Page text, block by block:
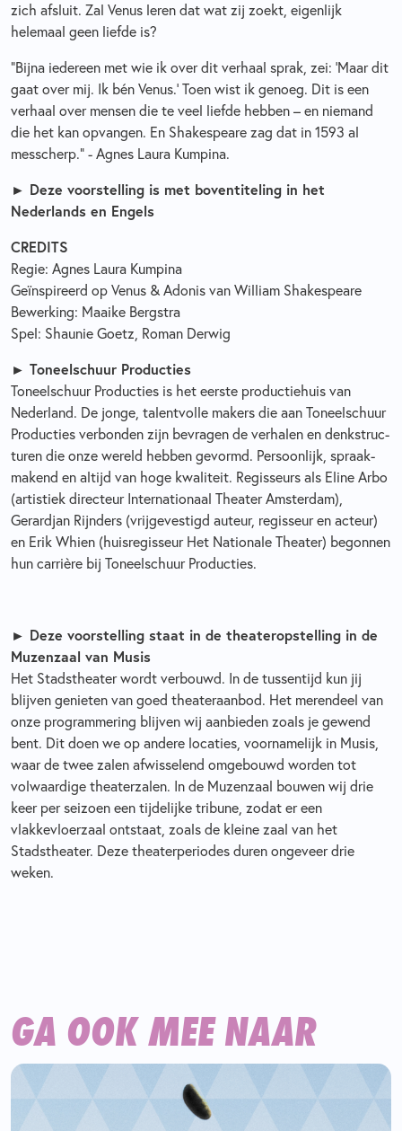
zich afsluit. Zal Venus leren dat wat zij zoekt, eigenlijk
helemaal geen liefde is?
“Bijna iedereen met wie ik over dit verhaal sprak, zei: ‘Maar dit
gaat over mij. Ik bén Venus.’ Toen wist ik genoeg. Dit is een
verhaal over mensen die te veel liefde hebben – en niemand
die het kan opvangen. En Shakespeare zag dat in 1593 al
messcherp.” - Agnes Laura Kumpina.
► Deze voorstelling is met boventiteling in het
Nederlands en Engels
CREDITS
Regie: Agnes Laura Kumpina
Geïnspireerd op Venus & Adonis van William Shakespeare
Bewerking: Maaike Bergstra
Spel: Shaunie Goetz, Roman Derwig
► Toneel­schuur Producties
Toneel­schuur Producties is het eerste produc­tie­huis van
Nederland. De jonge, talentvolle makers die aan Toneel­schuur
Producties verbonden zijn bevragen de verhalen en denk­struc­
turen die onze wereld hebben gevormd. Persoonlijk, spraak­
ma­kend en altijd van hoge kwaliteit. Regisseurs als Eline Arbo
(artistiek directeur Inter­na­ti­o­naal Theater Amsterdam),
Gerardjan Rijnders (vrijgevestigd auteur, regisseur en acteur)
en Erik Whien (huisregisseur Het Nationale Theater) begonnen
hun carrière bij Toneelschuur Producties.
► Deze voorstelling staat in de theateropstelling in de
Muzenzaal van Musis
Het Stadstheater wordt verbouwd. In de tussentijd kun jij
blijven genieten van goed theateraanbod. Het merendeel van
onze programmering blijven wij aanbieden zoals je gewend
bent. Dit doen we op andere locaties, voornamelijk in Musis,
waar de twee zalen afwisselend omgebouwd worden tot
volwaardige theaterzalen. In de Muzenzaal bouwen wij drie
keer per seizoen een tijdelijke tribune, zodat er een
vlakkevloerzaal ontstaat, zoals de kleine zaal van het
Stadstheater. Deze theaterperiodes duren ongeveer drie
weken.
GA OOK MEE NAAR